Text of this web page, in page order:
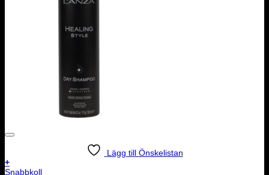
Lägg till Önskelistan
+
Snabbkoll